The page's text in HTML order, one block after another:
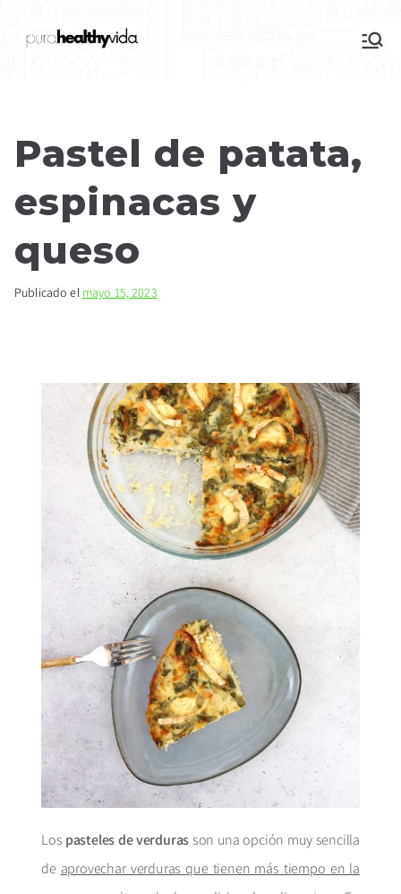
Pastel de patata,
espinacas y
queso
Publicado el mayo 15, 2023
Los pasteles de verduras son una opción muy sencilla
de aprovechar verduras que tienen más tiempo en la